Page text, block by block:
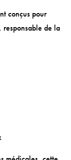
conçus pour
responsable de la